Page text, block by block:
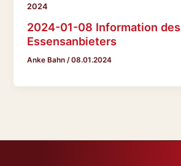
2024
2024-01-08 Information des
Essensanbieters
Anke Bahn/08.01.2024